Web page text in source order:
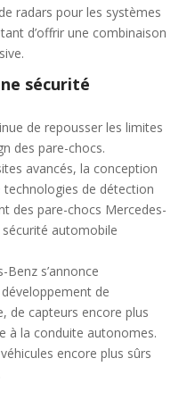
radars pour les systèmes
d’offrir une combinaison
sécurité
de repousser les limites
des pare-chocs.
avancés, la conception
technologies de détection
des pare-chocs Mercedes-
automobile
Benz s’annonce
de
de capteurs encore plus
à la conduite autonomes.
encore plus sûrs